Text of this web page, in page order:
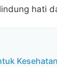
hati
Kesehatan